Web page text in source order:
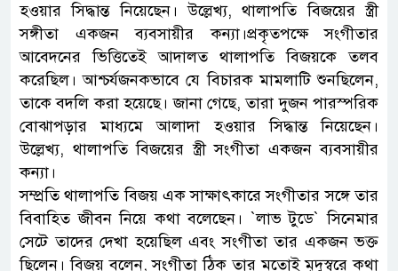
হওয়ার সিদ্ধান্ত নিয়েছেন। উল্লেখ্য, থালাপতি বিজয়ের স্ত্রী
সঙ্গীতা একজন ব্যবসায়ীর কন্যা।প্রকৃতপক্ষে সংগীতার
আবেদনের ভিত্তিতেই আদালত থালাপতি বিজয়কে তলব
করেছিল। আশ্চর্যজনকভাবে যে বিচারক মামলাটি শুনছিলেন,
তাকে বদলি করা হয়েছে। জানা গেছে, তারা দুজন পারস্পরিক
বোঝাপড়ার মাধ্যমে আলাদা হওয়ার সিদ্ধান্ত নিয়েছেন।
উল্লেখ্য, থালাপতি বিজয়ের স্ত্রী সংগীতা একজন ব্যবসায়ীর
কন্যা।
সম্প্রতি থালাপতি বিজয় এক সাক্ষাৎকারে সংগীতার সঙ্গে তার
বিবাহিত জীবন নিয়ে কথা বলেছেন। ‍‍`লাভ টুডে‍‍` সিনেমার
সেটে তাদের দেখা হয়েছিল এবং সংগীতা তার একজন ভক্ত
ছিলেন। বিজয় বলেন, সংগীতা ঠিক তার মতোই মৃদুস্বরে কথা